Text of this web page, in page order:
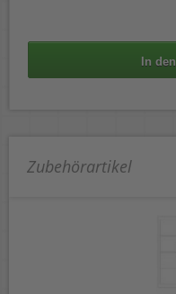
In
Zubehörartikel